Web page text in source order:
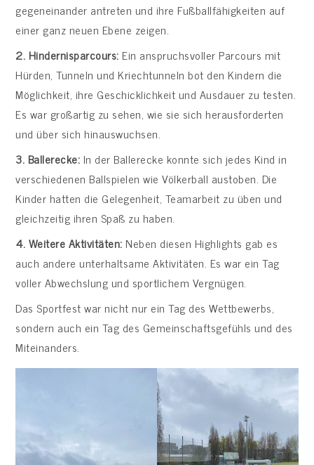
gegeneinander antreten und ihre Fußballfähigkeiten auf
einer ganz neuen Ebene zeigen.
2. Hindernisparcours: Ein anspruchsvoller Parcours mit
Hürden, Tunneln und Kriechtunneln bot den Kindern die
Möglichkeit, ihre Geschicklichkeit und Ausdauer zu testen.
Es war großartig zu sehen, wie sie sich herausforderten
und über sich hinauswuchsen.
3. Ballerecke: In der Ballerecke konnte sich jedes Kind in
verschiedenen Ballspielen wie Völkerball austoben. Die
Kinder hatten die Gelegenheit, Teamarbeit zu üben und
gleichzeitig ihren Spaß zu haben.
4. Weitere Aktivitäten: Neben diesen Highlights gab es
auch andere unterhaltsame Aktivitäten. Es war ein Tag
voller Abwechslung und sportlichem Vergnügen.
Das Sportfest war nicht nur ein Tag des Wettbewerbs,
sondern auch ein Tag des Gemeinschaftsgefühls und des
Miteinanders.